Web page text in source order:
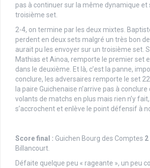
pas à continuer sur la même dynamique et
troisième set.
2-4, on termine par les deux mixtes.
perdent en deux sets malgré un très bon
aurait pu les envoyer sur un troisième set.
Mathias et Ainoa, remporte le premier set
dans le deuxième. Et là, c’est la panne,
conclure, les adversaires remporte le set
la paire Guichenaise n’arrive pas à
volants de matchs en plus mais rien n’y
s’accrochent et enlève le point défensif à
Score final : Guichen Bourg des Comptes 2
Billancourt.
Défaite quelque peu « rageante », un peu